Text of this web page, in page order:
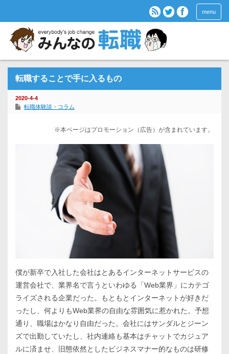
menu
転職することで手に入るもの
2020-4-4
転職体験談・コラム
※本ページはプロモーション（広告）が含まれています。
僕が新卒で入社した会社はとあるインターネットサービスの
運営会社で、業界名で言うといわゆる「Web業界」にカテゴ
ライズされる企業だった。もともとインターネットが好きだ
ったし、何よりもWeb業界の自由な雰囲気に惹かれた。予想
通り、職場はかなり自由だった。会社にはサンダルとジーン
ズで出勤していたし、社内連絡も基本はチャットでカジュア
ルに済ませ、旧態依然としたビジネスマナー的なものは研修